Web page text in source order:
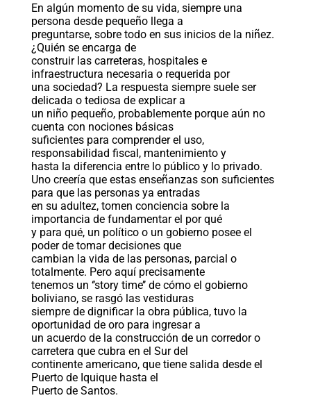
En algún momento de su vida, siempre una
persona desde pequeño llega a
preguntarse, sobre todo en sus inicios de la niñez.
¿Quién se encarga de
construir las carreteras, hospitales e
infraestructura necesaria o requerida por
una sociedad? La respuesta siempre suele ser
delicada o tediosa de explicar a
un niño pequeño, probablemente porque aún no
cuenta con nociones básicas
suficientes para comprender el uso,
responsabilidad fiscal, mantenimiento y
hasta la diferencia entre lo público y lo privado.
Uno creería que estas enseñanzas son suficientes
para que las personas ya entradas
en su adultez, tomen conciencia sobre la
importancia de fundamentar el por qué
y para qué, un político o un gobierno posee el
poder de tomar decisiones que
cambian la vida de las personas, parcial o
totalmente. Pero aquí precisamente
tenemos un ‘’story time’’ de cómo el gobierno
boliviano, se rasgó las vestiduras
siempre de dignificar la obra pública, tuvo la
oportunidad de oro para ingresar a
un acuerdo de la construcción de un corredor o
carretera que cubra en el Sur del
continente americano, que tiene salida desde el
Puerto de Iquique hasta el
Puerto de Santos.